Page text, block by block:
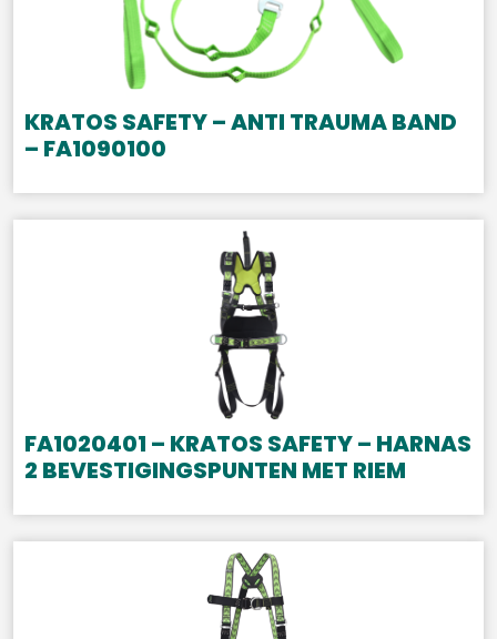
KRATOS SAFETY – ANTI TRAUMA BAND
– FA1090100
FA1020401 – KRATOS SAFETY – HARNAS
2 BEVESTIGINGSPUNTEN MET RIEM